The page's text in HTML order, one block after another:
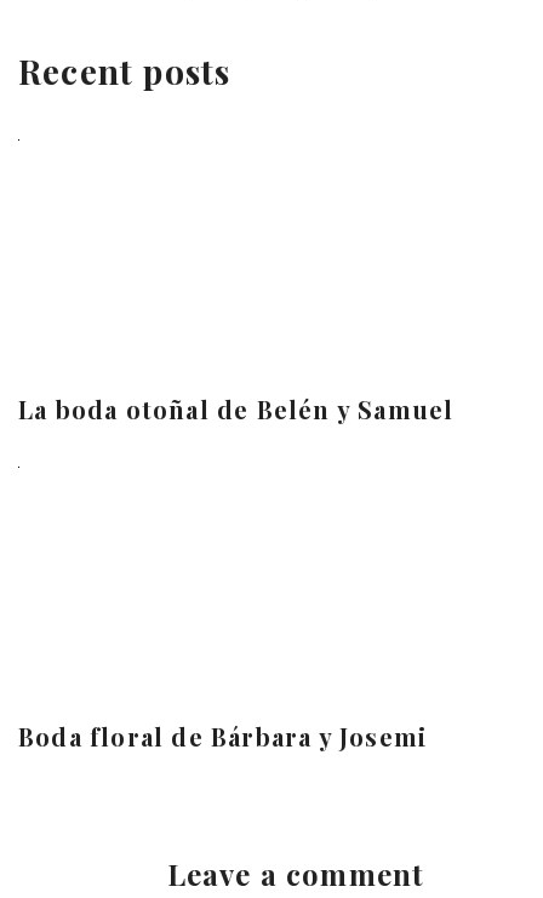
Recent posts
La boda otoñal de Belén y Samuel
Boda floral de Bárbara y Josemi
Leave a comment